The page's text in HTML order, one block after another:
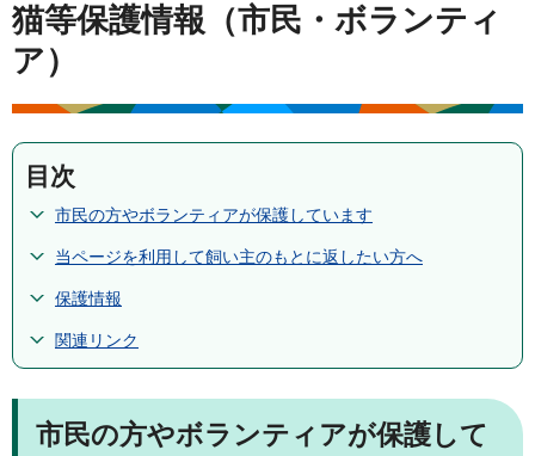
猫等保護情報（市民・ボランティ
ア）
目次
市民の方やボランティアが保護しています
当ページを利用して飼い主のもとに返したい方へ
保護情報
関連リンク
市民の方やボランティアが保護して